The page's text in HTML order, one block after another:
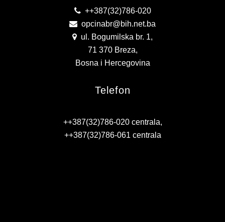
++387(32)786-020
opcinabr@bih.net.ba
ul. Bogumilska br. 1,
71 370 Breza,
Bosna i Hercegovina
Telefon
++387(32)786-020 centrala,
++387(32)786-061 centrala